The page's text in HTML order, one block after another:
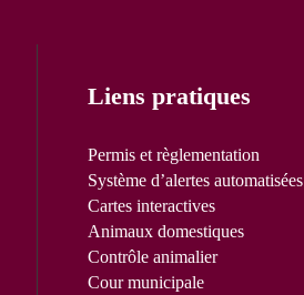
Liens pratiques
Permis et règlementation
Système d’alertes automatisées
Cartes interactives
Animaux domestiques
Contrôle animalier
Cour municipale